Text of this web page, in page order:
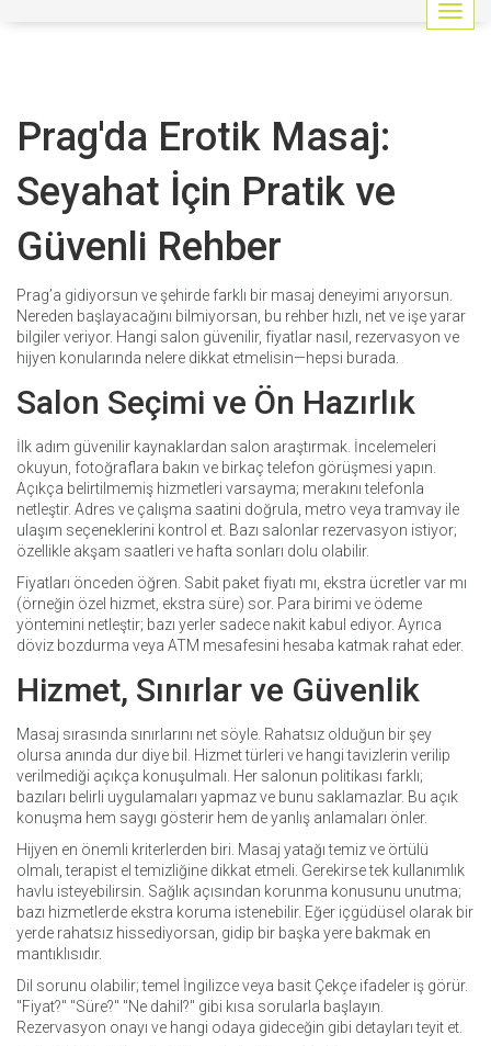
G
e
a
p
a
Prag'da Erotik Masaj:
Seyahat İçin Pratik ve
Güvenli Rehber
Prag’a gidiyorsun ve şehirde farklı bir masaj deneyimi arıyorsun.
Nereden başlayacağını bilmiyorsan, bu rehber hızlı, net ve işe yarar
bilgiler veriyor. Hangi salon güvenilir, fiyatlar nasıl, rezervasyon ve
hijyen konularında nelere dikkat etmelisin—hepsi burada.
Salon Seçimi ve Ön Hazırlık
İlk adım güvenilir kaynaklardan salon araştırmak. İncelemeleri
okuyun, fotoğraflara bakın ve birkaç telefon görüşmesi yapın.
Açıkça belirtilmemiş hizmetleri varsayma; merakını telefonla
netleştir. Adres ve çalışma saatini doğrula, metro veya tramvay ile
ulaşım seçeneklerini kontrol et. Bazı salonlar rezervasyon istiyor;
özellikle akşam saatleri ve hafta sonları dolu olabilir.
Fiyatları önceden öğren. Sabit paket fiyatı mı, ekstra ücretler var mı
(örneğin özel hizmet, ekstra süre) sor. Para birimi ve ödeme
yöntemini netleştir; bazı yerler sadece nakit kabul ediyor. Ayrıca
döviz bozdurma veya ATM mesafesini hesaba katmak rahat eder.
Hizmet, Sınırlar ve Güvenlik
Masaj sırasında sınırlarını net söyle. Rahatsız olduğun bir şey
olursa anında dur diye bil. Hizmet türleri ve hangi tavizlerin verilip
verilmediği açıkça konuşulmalı. Her salonun politikası farklı;
bazıları belirli uygulamaları yapmaz ve bunu saklamazlar. Bu açık
konuşma hem saygı gösterir hem de yanlış anlamaları önler.
Hijyen en önemli kriterlerden biri. Masaj yatağı temiz ve örtülü
olmalı, terapist el temizliğine dikkat etmeli. Gerekirse tek kullanımlık
havlu isteyebilirsin. Sağlık açısından korunma konusunu unutma;
bazı hizmetlerde ekstra koruma istenebilir. Eğer içgüdüsel olarak bir
yerde rahatsız hissediyorsan, gidip bir başka yere bakmak en
mantıklısıdır.
Dil sorunu olabilir; temel İngilizce veya basit Çekçe ifadeler iş görür.
"Fiyat?" "Süre?" "Ne dahil?" gibi kısa sorularla başlayın.
Rezervasyon onayı ve hangi odaya gideceğin gibi detayları teyit et.